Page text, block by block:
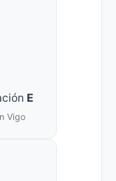
E
Vigo